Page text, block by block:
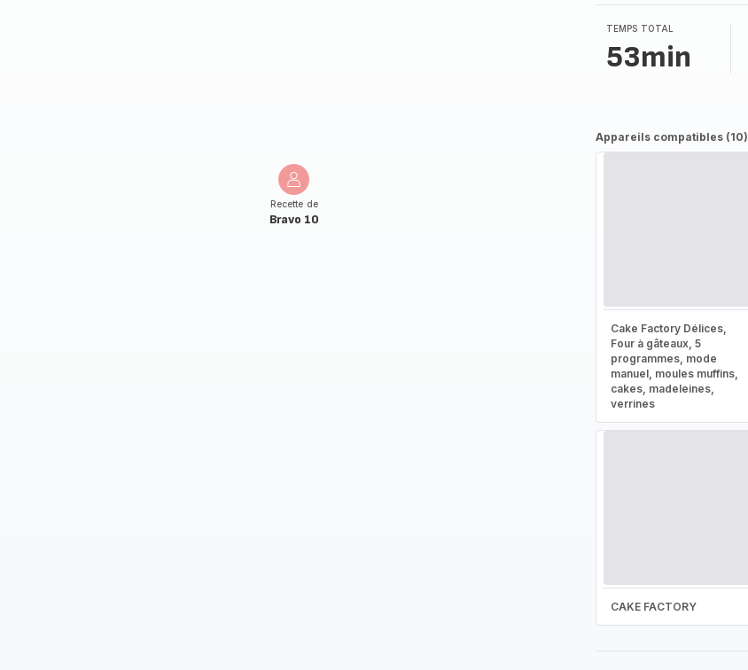
Recette de
Bravo 10
TEMPS TOTAL
53min
Appareils compatibles (10)
Cake Factory Délices,
Four à gâteaux, 5
programmes, mode
manuel, moules muffins,
cakes, madeleines,
verrines
CAKE FACTORY